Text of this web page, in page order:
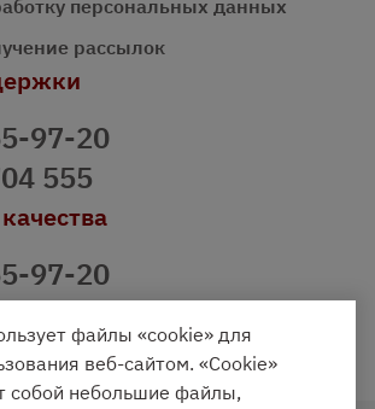
персональных данных
рассылок
97-20
555
97-20
файлы «cookie» для
веб-сайтом. «Cookie»
собой небольшие файлы,